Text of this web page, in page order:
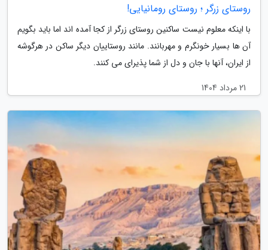
روستای زرگر ؛ روستای رومانیایی!
با اینکه معلوم نیست ساکنین روستای زرگر از کجا آمده اند اما باید بگویم
آن ها بسیار خونگرم و مهربانند. مانند روستاییان دیگر ساکن در هرگوشه
از ایران، آنها با جان و دل از شما پذیرای می کنند.
21 مرداد 1404